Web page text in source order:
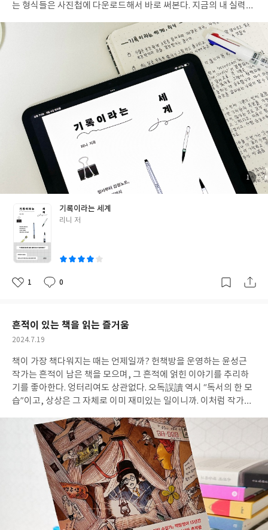
밖에 없다. 그럼에도 나름의 방식으로 상처를 극복해나가며, 소중한
깨달음과 간절한 꿈이 삶을 밝히는 등불로 바뀌어가는 것을 바라보
면서, 그 등불이 꺼지지 않도록 애쓰기도 하며 오늘을 살아간다.” /
김선미, 『귀화서, 마지막 꽃을 지킵니다』 305쪽
는 형식들은 사진첩에 다운로드해서 바로 써본다. 지금의 내 실력으
장해둔다. 관성적으로 날짜를 쓰고 할 일 목록을 작성하고 완료 밑줄
을 북북 긋는 것에 만족하는 것이 아니라, 어떻게 하면 더 보기도 좋
고 내 취향에도 맞게 데이터를 쌓아나갈 수 있는지를 지속적으로 고
민하고 방법을 찾는다. 자신에게 가장 잘 맞는 방식을 찾기 위해 일
부러 품을 들여 의도적으로 헤매는 행위와 같다. 바로 이 점 때문에
기록은 자신의 세계를 넓혀가는 행위라고도 말할 수 있다. 수고를 자
처하고 기꺼이 감당한다는 점에서 애정이라고 부를 수도 있다. 꾸준
히 기록한다 건 결국 자신을 애정으로 돌본다는 말이 된다. 가장 손
쉬운 방법으로 스스로를 껴안는 일이다. "기록친구리니"는 나의 온
라인 기록 선생님 중 한 명이다. 긴 세월 각종 기록 방법들을 검색하
고 탐험하고 저장하기를 반복하다 보면 필체 노트 작성 방법만 보고
도 주인이 누구인지를 유추할 수 있었다. 그중에서도 일부러 손품
(?)을 팔아가며 정기적으로 찾아가는 계정들이 있었는데, 리니의
계정도 그랬다. 『기록이라는 세계』는 평소 궁금했던 리니님의 기
록법을 배울 수 있던 책이었다. 한 줄 일기나 루틴 트래커, 만다라트
등 자주 접해온 기록 방법도 있었지만, 셀프 탐구 일지나 클래식 음
악 노트, 다정한 순간의 기록들 등 새롭고 흥미로운 방법도 눈에 띄
었다. 취향 디깅이나 미지의 세계, 관찰일지, 도파민 충전 트래커는
자신의 기록법을 가진 기록가에게도 신선한 자극을 주며 실용적인
인지 리니의 기록 방법들은 신뢰가 같다. 비슷한 상황에 처하면 나
역시 같은 기록을 채워가며 지나갈 수 있을 것 같았다. 책에선 기록
양하게 들려준다. "굳이"해야 하는 수고스러운 기록 행위가 어떤 의
미가 있는지를 여러 방식으로 확인할 수 있어서 좋았다. 무엇보다 리
니라는 기록가가 어떤 마음을 가지고 매일 다양한 기록을 쌓아가는
지를 알게 되어서 좋았다. 그가 지향하는 방향이 꼭 내 마음과 같았
을 이해하고, 인정하고, 사랑하는 과정에 힘을 보태려 합니다. 쓰는
문화를 만들고 넓히는 데 일조하고 싶어요. 제가 누군가의 시작에 도
움이 되는 사람이었으면 싶고, 지금처럼 누군가의 삶을 함부로 판단
하지 않는 사람들이 모여 서로를 열렬히 응원하는 문화를 가진 커뮤
니티를 만들어가고 싶습니다. / 『기록이라는 세계』, 리니 에세이
그리고 또 말하기를, 우리, 언젠가 더 넓어진 서로의 세계에서 기록
으로 다시 만나요. / 『기록이라는 세계』, 리니 에세이 더 열심히
기록하고 싶어지는 마음을 먹게 하던 책이었다.
첨
사
1
기록이라는 세계
글
리니 저
좋
1
댓
0
작
흔적이 있는 책을 읽는 즐거움
작
일
2024.7.19
책이 가장 책다워지는 때는 언제일까? 헌책방을 운영하는 윤성근
작가는 흔적이 남은 책을 모으며, 그 흔적에 얽힌 이야기를 추리하
기를 좋아한다. 엉터리여도 상관없다. 오독誤讀 역시 “독서의 한 모
습”이고, 상상은 그 자체로 이미 재미있는 일이니까. 이처럼 작가는
타인의 낙서에 대해서 이야기한다. 이날을 위해 차곡차곡 모아왔다
고 하니 작가의 진정성을 느낄 수 있다. “책 속에 남긴 흔적은 나와
내 마음이 나누는 비밀스러운 대화(26쪽)”라고 한다. 그렇다면 책
속의 흔적을 읽는 일은 타인의 비밀스러운 마음에 귀를 대보는 일인
지도 모르겠다. 책 속에는 헌책에 남은 여러 낙서들의 사진과 함께
작가의 이야기가 실려있다. 낙서를 보고 작가가 추리한 이야기하며,
그 책이 작가의 손에 들어오게 되기까지의 여정, 낙서를 보고 떠올
린 작가 본인의 경험담과 개성 있는 손님과 동종업계 사람들의 사연